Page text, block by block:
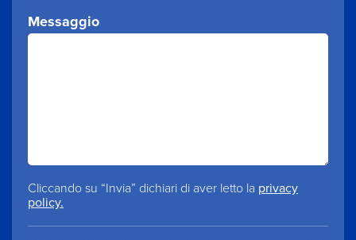
Messaggio
Cliccando su “Invia” dichiari di aver letto la privacy
policy.